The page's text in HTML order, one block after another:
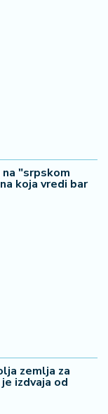
"srpskom
koja vredi bar
zemlja za
izdvaja od